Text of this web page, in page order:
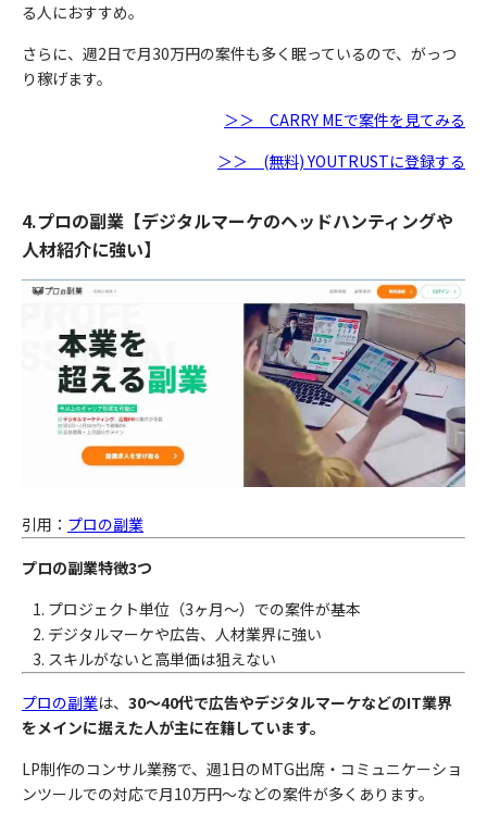
る人におすすめ。
さらに、週2日で月30万円の案件も多く眠っているので、がっつ
り稼げます。
＞＞ CARRY MEで案件を見てみる
＞＞ (無料) YOUTRUSTに登録する
4.プロの副業【デジタルマーケのヘッドハンティングや
人材紹介に強い】
引用： プロの副業
プロの副業特徴3つ
プロジェクト単位（3ヶ月〜）での案件が基本
デジタルマーケや広告、人材業界に強い
スキルがないと高単価は狙えない
プロの副業は、 30〜40代で広告やデジタルマーケなどのIT業界
をメインに据えた人が主に在籍しています。
LP制作のコンサル業務で、週1日のMTG出席・コミュニケーショ
ンツールでの対応で月10万円〜などの案件が多くあります。